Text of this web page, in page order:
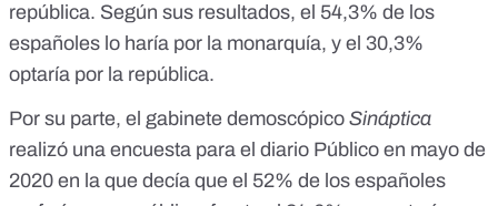
república. Según sus resultados, el 54,3% de los
españoles lo haría por la monarquía, y el 30,3%
optaría por la república.
Por su parte, el gabinete demoscópico Sináptica
realizó una encuesta para el diario Público en mayo de
2020 en la que decía que el 52% de los españoles